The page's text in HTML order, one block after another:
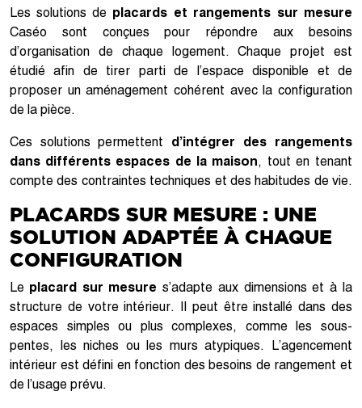
Les solutions de placards et rangements sur mesure
Caséo sont conçues pour répondre aux besoins
d’organisation de chaque logement. Chaque projet est
étudié afin de tirer parti de l’espace disponible et de
proposer un aménagement cohérent avec la configuration
de la pièce.
Ces solutions permettent d’intégrer des rangements
dans différents espaces de la maison, tout en tenant
compte des contraintes techniques et des habitudes de vie.
PLACARDS SUR MESURE : UNE
SOLUTION ADAPTÉE À CHAQUE
CONFIGURATION
Le placard sur mesure s’adapte aux dimensions et à la
structure de votre intérieur. Il peut être installé dans des
espaces simples ou plus complexes, comme les sous-
pentes, les niches ou les murs atypiques. L’agencement
intérieur est défini en fonction des besoins de rangement et
de l’usage prévu.